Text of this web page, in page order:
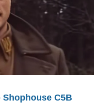
C5B